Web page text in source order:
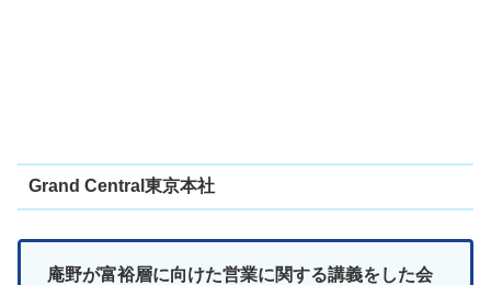
Grand Central東京本社
庵野が富裕層に向けた営業に関する講義をした会